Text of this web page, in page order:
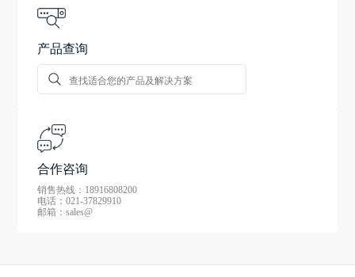
产品查询
合作咨询
销售热线：18916808200
电话：021-37829910
邮箱：sales@